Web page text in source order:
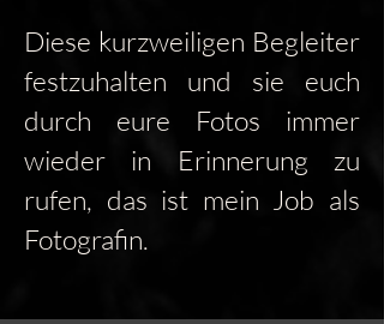
Diese kurzweiligen Begleiter
festzuhalten und sie euch
durch eure Fotos immer
wieder in Erinnerung zu
rufen, das ist mein Job als
Fotografin.